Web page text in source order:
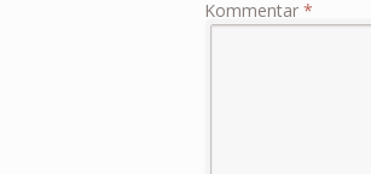
Kommentar*